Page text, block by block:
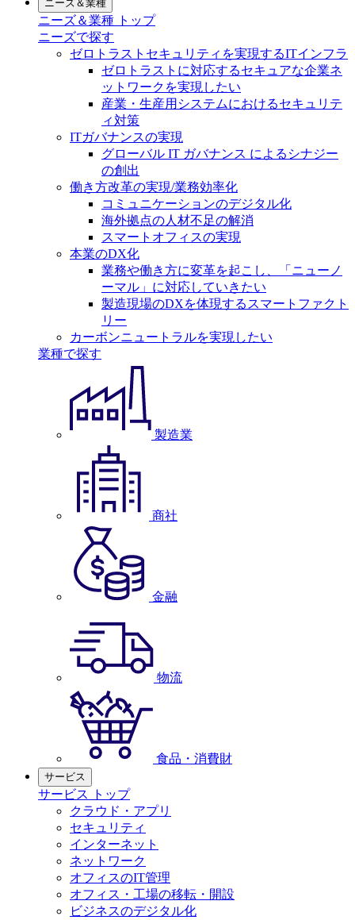
ニーズ＆業種
ニーズ＆業種 トップ
ニーズで探す
ゼロトラストセキュリティを実現するITインフラ
ゼロトラストに対応するセキュアな企業ネ
ットワークを実現したい
産業・生産用システムにおけるセキュリテ
ィ対策
ITガバナンスの実現
グローバル IT ガバナンス によるシナジー
の創出
働き方改革の実現/業務効率化
コミュニケーションのデジタル化
海外拠点の人材不足の解消
スマートオフィスの実現
本業のDX化
業務や働き方に変革を起こし、「ニューノ
ーマル」に対応していきたい
製造現場のDXを体現するスマートファクト
リー
カーボンニュートラルを実現したい
業種で探す
製造業
商社
金融
物流
食品・消費財
サービス
サービス トップ
クラウド・アプリ
セキュリティ
インターネット
ネットワーク
オフィスのIT管理
オフィス・工場の移転・開設
ビジネスのデジタル化